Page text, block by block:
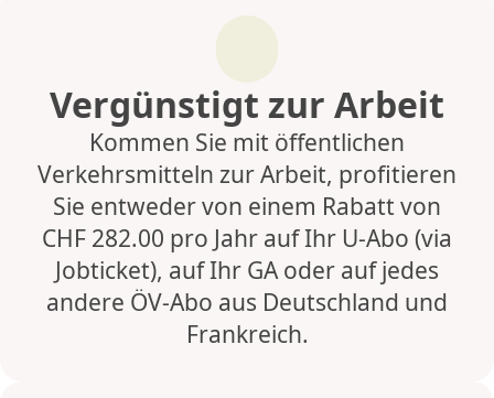
Vergünstigt zur Arbeit
Kommen Sie mit öffentlichen
Verkehrsmitteln zur Arbeit, profitieren
Sie entweder von einem Rabatt von
CHF 282.00 pro Jahr auf Ihr U-Abo (via
Jobticket), auf Ihr GA oder auf jedes
andere ÖV-Abo aus Deutschland und
Frankreich.